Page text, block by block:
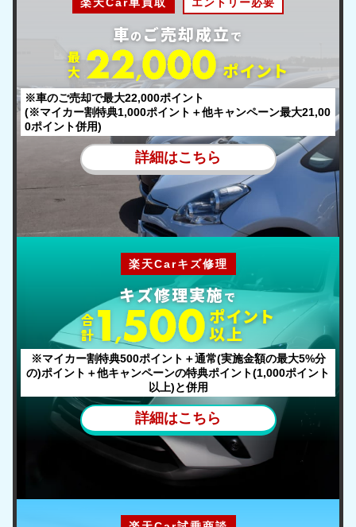
車の ご売却成立 で
最
大 ポイント
※車のご売却で最大22,000ポイント
(※マイカー割特典1,000ポイント＋他キャンペーン最大21,00
0ポイント併用)
詳細はこちら
楽天Carキズ修理
キズ修理実施で
合
計
ポイント
以上
※マイカー割特典500ポイント＋通常(実施金額の最大5%分
の)ポイント ＋他キャンペーンの特典ポイント(1,000ポイント
以上)と併用
詳細はこちら